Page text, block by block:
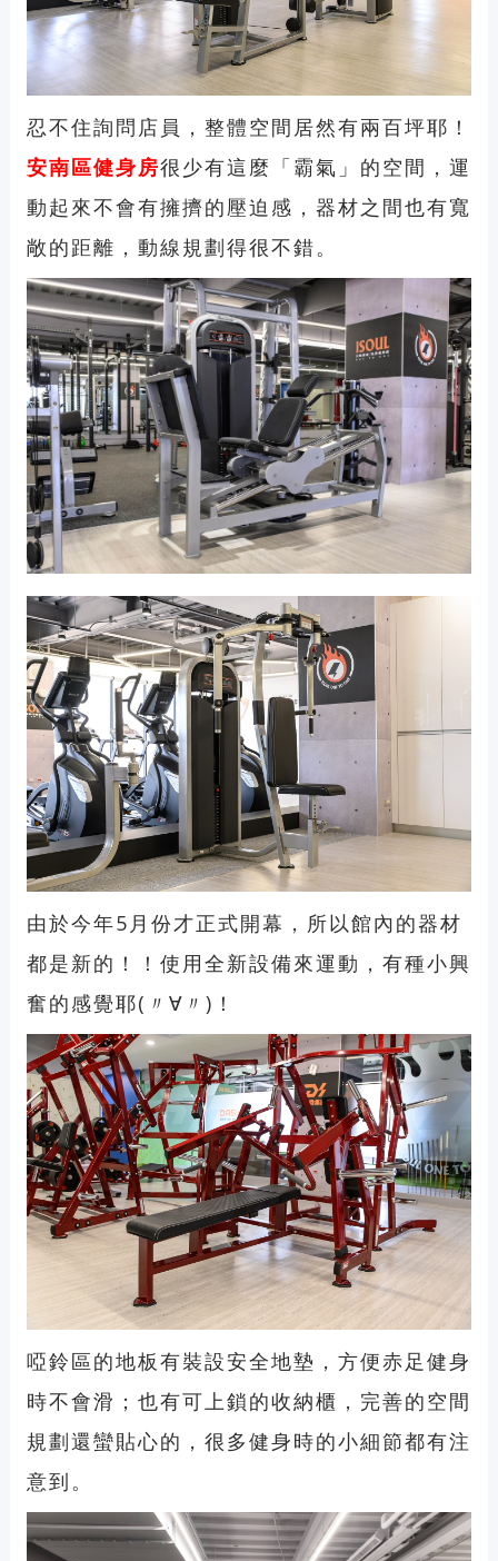
忍不住詢問店員，整體空間居然有兩百坪耶！
安南區健身房很少有這麼「霸氣」的空間，運
動起來不會有擁擠的壓迫感，器材之間也有寬
敞的距離，動線規劃得很不錯。
由於今年5月份才正式開幕，所以館內的器材
都是新的！！使用全新設備來運動，有種小興
奮的感覺耶(〃∀〃)！
啞鈴區的地板有裝設安全地墊，方便赤足健身
時不會滑；也有可上鎖的收納櫃，完善的空間
規劃還蠻貼心的，很多健身時的小細節都有注
意到。